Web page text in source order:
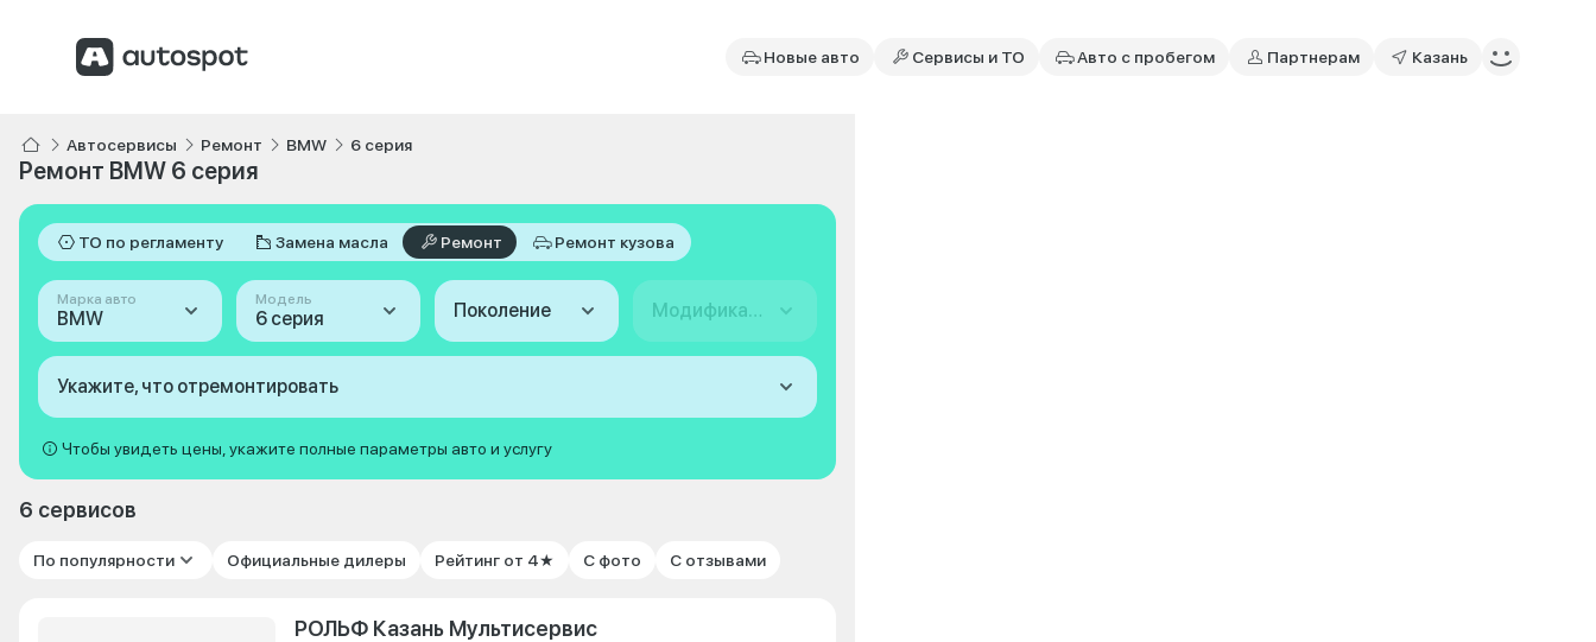
Новые авто Сервисы и ТО Авто с пробегом Партнерам Казань
Автосервисы Ремонт BMW 6 серия
Ремонт BMW 6 серия
ТО по регламенту Замена масла Ремонт Ремонт кузова
Марка авто
BMW
Модель
6 серия Поколение Модификация
Укажите, что отремонтировать
Чтобы увидеть цены, укажите полные параметры авто и услугу
6 сервисов
По популярности Официальные дилеры Рейтинг от 4★ С фото С отзывами
РОЛЬФ Казань Мультисервис